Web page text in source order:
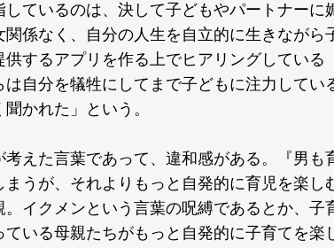
ているのは、決して子どもやパートナーに
係なく、自分の人生を自立的に生きながら
するアプリを作る上でヒアリングしている
自分を犠牲にしてまで子どもに注力してい
かれた」という。
えた言葉であって、違和感がある。『男も
うが、それよりもっと自発的に育児を楽し
イクメンという言葉の呪縛であるとか、子
いる母親たちがもっと自発的に子育てを楽